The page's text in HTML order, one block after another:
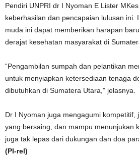
Pendiri UNPRI dr I Nyoman E Lister
keberhasilan dan pencapaian lulusan ini.
muda ini dapat memberikan harapan
derajat kesehatan masyarakat di
“Pengambilan sumpah dan pelantikan
untuk menyiapkan ketersediaan tenaga
dibutuhkan di Sumatera Utara,” jelasnya.
Dr I Nyoman juga mengagumi kompetitif,
yang bersaing, dan mampu menunjukan
juga tak lepas dari dukungan dan doa
(PI-rel)